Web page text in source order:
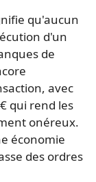
qu'aucun
d'un
de
avec
qui rend les
onéreux.
économie
des ordres